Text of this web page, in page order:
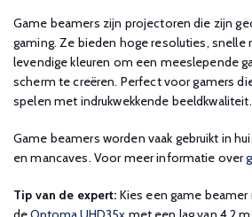
Game beamers zijn projectoren die zijn
gaming. Ze bieden hoge resoluties, snelle
levendige kleuren om een meeslepende
scherm te creëren. Perfect voor gamers
spelen met indrukwekkende beeldkwaliteit.
Game beamers worden vaak gebruikt in
en mancaves. Voor meer informatie over
Tip van de expert: Kies een game